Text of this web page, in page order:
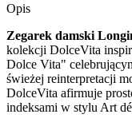
Opis
Zegarek damski
kolekcji DolceVita
Dolce Vita"
świeżej reinterpretacji
DolceVita afirmuje
indeksami w stylu Art